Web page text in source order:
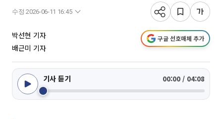
수정 2026-06-11 16:45
박선현 기자
배근미 기자
구글 선호매체 추가
기사 듣기 00:00 / 04:08